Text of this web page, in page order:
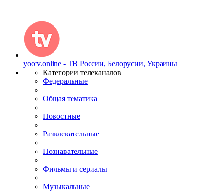
yootv.online - ТВ России, Белорусии, Украины
Категории телеканалов
Федеральные
Общая тематика
Новостные
Развлекательные
Познавательные
Фильмы и сериалы
Музыкальные